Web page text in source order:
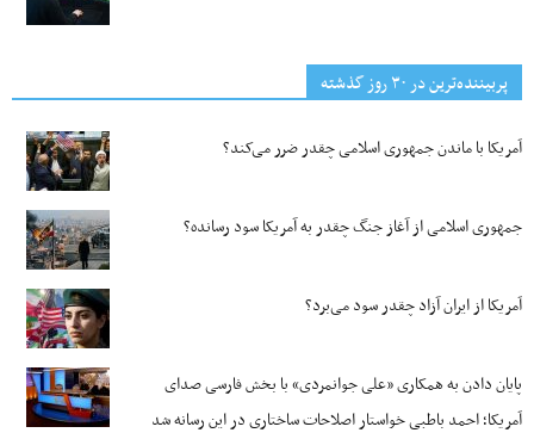
پربیننده‌ترین‌ در ۳۰ روز گذشته
آمریکا با ماندن جمهوری اسلامی چقدر ضرر می‌کند؟
جمهوری اسلامی از آغاز جنگ چقدر به آمریکا سود رسانده؟
آمریکا از ایران آزاد چقدر سود می‌برد؟
پایان دادن به همکاری «علی جوانمردی» با بخش فارسی صدای
آمریکا؛ احمد باطبی خواستار اصلاحات ساختاری در این رسانه شد